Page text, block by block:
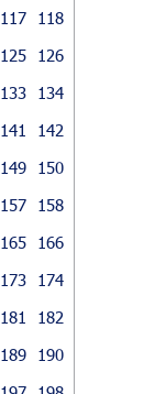
117
118
125
126
133
134
141
142
149
150
157
158
165
166
173
174
181
182
189
190